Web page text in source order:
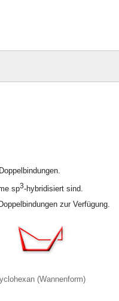
sp3-hybridisiert sind.
zur Verfügung.
(Wannenform)